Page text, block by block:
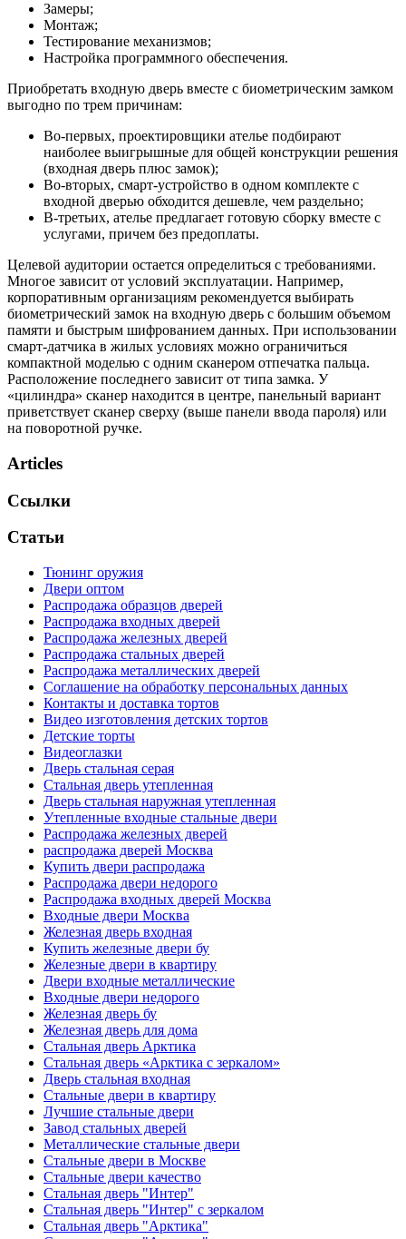
Замеры;
Монтаж;
Тестирование механизмов;
Настройка программного обеспечения.
Приобретать входную дверь вместе с биометрическим замком
выгодно по трем причинам:
Во-первых, проектировщики ателье подбирают
наиболее выигрышные для общей конструкции решения
(входная дверь плюс замок);
Во-вторых, смарт-устройство в одном комплекте с
входной дверью обходится дешевле, чем раздельно;
В-третьих, ателье предлагает готовую сборку вместе с
услугами, причем без предоплаты.
Целевой аудитории остается определиться с требованиями.
Многое зависит от условий эксплуатации. Например,
корпоративным организациям рекомендуется выбирать
биометрический замок на входную дверь с большим объемом
памяти и быстрым шифрованием данных. При использовании
смарт-датчика в жилых условиях можно ограничиться
компактной моделью с одним сканером отпечатка пальца.
Расположение последнего зависит от типа замка. У
«цилиндра» сканер находится в центре, панельный вариант
приветствует сканер сверху (выше панели ввода пароля) или
на поворотной ручке.
Articles
Ссылки
Статьи
Тюнинг оружия
Двери оптом
Распродажа образцов дверей
Распродажа входных дверей
Распродажа железных дверей
Распродажа стальных дверей
Распродажа металлических дверей
Соглашение на обработку персональных данных
Контакты и доставка тортов
Видео изготовления детских тортов
Детские торты
Видеоглазки
Дверь стальная серая
Стальная дверь утепленная
Дверь стальная наружная утепленная
Утепленные входные стальные двери
Распродажа железных дверей
распродажа дверей Москва
Купить двери распродажа
Распродажа двери недорого
Распродажа входных дверей Москва
Входные двери Москва
Железная дверь входная
Купить железные двери бу
Железные двери в квартиру
Двери входные металлические
Входные двери недорого
Железная дверь бу
Железная дверь для дома
Стальная дверь Арктика
Стальная дверь «Арктика с зеркалом»
Дверь стальная входная
Стальные двери в квартиру
Лучшие стальные двери
Завод стальных дверей
Металлические стальные двери
Стальные двери в Москве
Стальные двери качество
Стальная дверь "Интер"
Стальная дверь "Интер" с зеркалом
Стальная дверь "Арктика"